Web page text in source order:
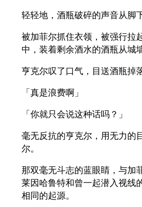
轻轻地，酒瓶破碎的声音从脚
被加菲尔抓住衣领，被强行拉
中，装着剩余酒水的酒瓶从城
亨克尔叹了口气，目送酒瓶掉
「真是浪费啊」
「你就只会说这种话吗？」
毫无反抗的亨克尔，用无力的
尔。
那双毫无斗志的蓝眼睛，与加
莱因哈鲁特和曾一起潜入视线
相同的起源。